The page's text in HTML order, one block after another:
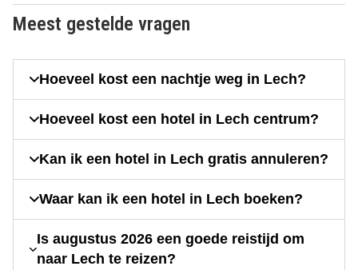
Meest gestelde vragen
Hoeveel kost een nachtje weg in Lech?
Hoeveel kost een hotel in Lech centrum?
Kan ik een hotel in Lech gratis annuleren?
Waar kan ik een hotel in Lech boeken?
Is augustus 2026 een goede reistijd om
naar Lech te reizen?